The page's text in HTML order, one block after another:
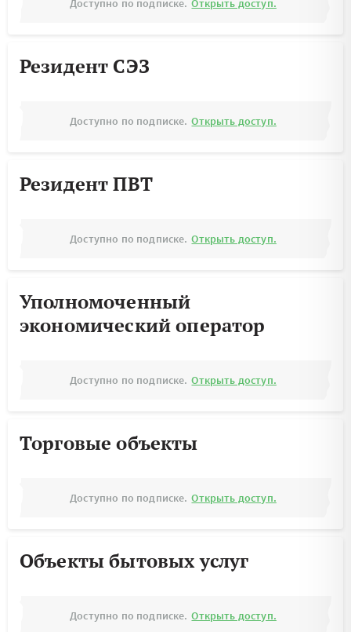
Доступно по подписке. Открыть доступ.
Резидент СЭЗ
Доступно по подписке. Открыть доступ.
Резидент ПВТ
Доступно по подписке. Открыть доступ.
Уполномоченный
экономический оператор
Доступно по подписке. Открыть доступ.
Торговые объекты
Доступно по подписке. Открыть доступ.
Объекты бытовых услуг
Доступно по подписке. Открыть доступ.